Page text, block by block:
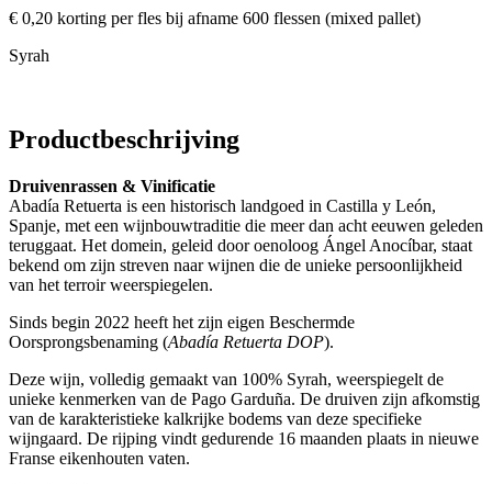
€ 0,20 korting per fles bij afname 600 flessen (mixed pallet)
Syrah
Productbeschrijving
Druivenrassen & Vinificatie
Abadía Retuerta is een historisch landgoed in Castilla y León,
Spanje, met een wijnbouwtraditie die meer dan acht eeuwen geleden
teruggaat. Het domein, geleid door oenoloog Ángel Anocíbar, staat
bekend om zijn streven naar wijnen die de unieke persoonlijkheid
van het terroir weerspiegelen.
Sinds begin 2022 heeft het zijn eigen Beschermde
Oorsprongsbenaming (Abadía Retuerta DOP).
Deze wijn, volledig gemaakt van 100% Syrah, weerspiegelt de
unieke kenmerken van de Pago Garduña. De druiven zijn afkomstig
van de karakteristieke kalkrijke bodems van deze specifieke
wijngaard. De rijping vindt gedurende 16 maanden plaats in nieuwe
Franse eikenhouten vaten.